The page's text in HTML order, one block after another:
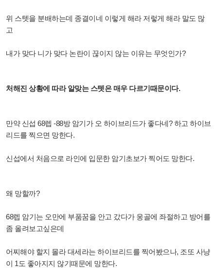
위 스텟을 분배하는데 종결이네 이렇게 해라 저렇게 해라 말도 많
고
내가 맞다 니가 맞다 논란이 끊이지 않는 이유는 무엇인가?
처해진 상황에 따라 알맞는 스텟은 매우 다르기때문이다.
만약 신섭 68렙 -88방 암기가 오 하이브리드가 좋다네? 하고 하이브
리드를 찍으면 망한다.
신섭에서 처음으로 라인에 입문한 암기초보가 찍어도 망한다.
왜 망할까?
68렙 암기는 오만에 부품꿈을 안고 갔다가 웅골에 좌절하고 방어를
좀 올려보고싶은데
어찌해야 할지 몰라 대세라는 하이브리드를 찍어봤으나, 조또 사냥
이 1도 좋아지지 않기때문에 망한다.